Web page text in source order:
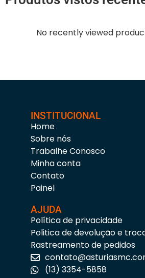
No recently viewed
INSTITUCIONAL
Home
Sobre nós
Trabalhe Conosco
Minha conta
Contato
Painel
AJUDA
Política de privacidade
Politica de devolução e
Rastreamento de pedidos
(13) 3354-5858